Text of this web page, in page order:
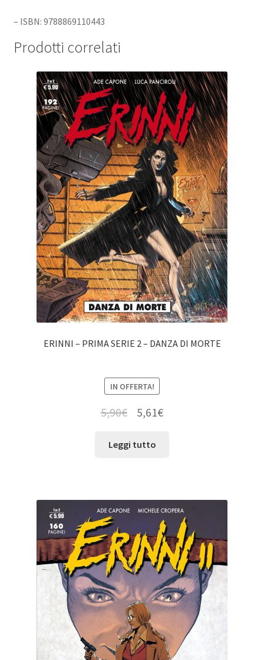
– ISBN: 9788869110443
Prodotti correlati
ERINNI – PRIMA SERIE 2 – DANZA DI MORTE
IN OFFERTA!
5,90€ 5,61€
Leggi tutto